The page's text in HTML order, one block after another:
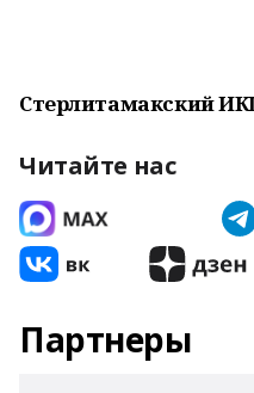
Стерлитамакский
Читайте нас
Партнеры